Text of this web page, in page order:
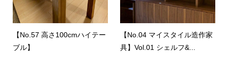
【No.57 高さ100cmハイテー
ブル】
【No.04 マイスタイル造作家
具】Vol.01 シェルフ&...